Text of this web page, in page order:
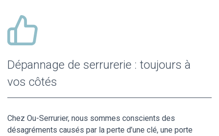
Dépannage de serrurerie : toujours à
vos côtés
Chez Ou-Serrurier, nous sommes conscients des
désagréments causés par la perte d’une clé, une porte